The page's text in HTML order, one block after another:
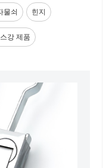
물쇠 힌지
강 제품